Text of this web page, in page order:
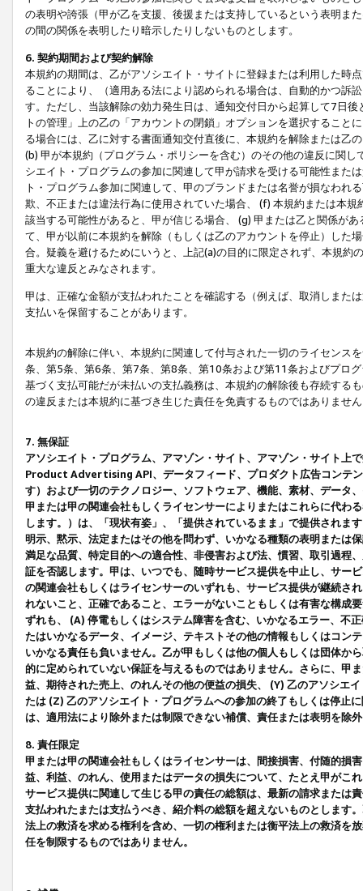
の表明や誇張（甲が乙を支援、後援または支持しているという表明ま
の間の関係を表明したり暗示したりしないものとします。
6. 契約期間および契約解除
本規約の期間は、乙がアソシエイト・サイトに登録または利用した時
ることにより、（適用ある法により認められる場合は、自動的かつ訴
す。ただし、当該解除の効力発生日は、通知交付日から起算して7日
トの管理」上の乙の「アカウントの閉鎖」オプションを選択するこ
る場合には、乙に対する書面通知交付直後に、本規約を解除または乙
(b) 甲が本規約（プログラム・ポリシーを含む）のその他の違反に関
シエイト・プログラムの参加に関連して甲が請求を受ける可能性また
ト・プログラム参加に関連して、甲のブランドまたは名誉が損なわれ
欺、不正または違法行為に使用されていた場合、 (f) 本規約または本
該当する可能性があると、甲が信じる場合、 (g) 甲または乙と関係が
て、甲が以前に本規約を解除（もしくは乙のアカウントを停止）した
合。疑義を避けるためにいうと、上記(a)の目的に限定されず、本規
重大な違反とみなされます。
甲は、正確な金額が支払われたことを確認する（例えば、取消しまた
支払いを保留することがあります。
本規約の解除に伴い、本規約に関連して付与された一切のライセンス
条、第5条、第6条、第7条、第8条、第10条および第11条およびプロ
基づく支払可能だが未払いの支払義務は、本規約の解除後も存続する
の違反または本規約に基づき生じた責任を免責するものではありませ
7. 無保証
アソシエイト・プログラム、アマゾン・サイト、アマゾン・サイト上
Product Advertising API、データフィード、プロダクト広告コンテ
す）および一切のテクノロジー、ソフトウェア、機能、素材、データ
甲または甲の関連会社もしくライセンサーによりまたはこれらに代わ
します。）は、「現状有姿」、「提供されているまま」で提供されま
明示、黙示、法定またはその他を問わず、いかなる種類の表明または
満足な品質、特定目的への適合性、非侵害および法、慣習、取引過程
証を否認します。甲は、いつでも、随時サービス提供を中止し、サー
の関連会社もしくはライセンサーのいずれも、サービス提供が継続さ
れないこと、正確であること、エラーがないこともしくは有害な構成
ずれも、 (A) 停電もしくはシステム障害を含む、いかなるエラー、不
たはいかなるデータ、イメージ、テキストその他の情報もしくはコン
いかなる責任も負いません。乙が甲もしくは他の個人もしくは団体か
的に定められていない保証を与えるものではありません。さらに、甲
益、期待された売上、のれんその他の便益の損失、 (Y) 乙のアソシエ
たは (Z) 乙のアソシエイト・プログラムへの参加の終了もしくは停止
は、適用法により除外または制限できない補償、責任または表明を除
8. 責任限定
甲または甲の関連会社もしくはライセンサーは、間接損害、付随的損
益、利益、のれん、使用またはデータの損失について、たとえ甲がこ
サービス提供に関連して生じる甲の責任の総額は、最新の請求または
支払われたまたは支払うべき、紹介料の総額を超えないものとします
法上の救済を求める権利を含め、一切の権利または衡平法上の救済を
任を制限するものではありません。